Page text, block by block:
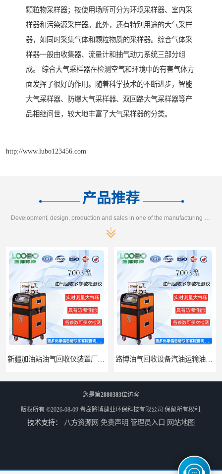
颗粒物采样器；按使用场所可分为环境采样器、室内采
样器和污染源采样器。此外，还有特别用途的大气采样
器，如同时采集气体和颗粒物质的采样器。综合气体采
样器一般由收集器、流量计和抽气动力系统三部分组
成。 综合大气采样器在检测空气和环境中的有害气体方
面发挥了很好的作用。随着科学技术的不断进步，智能
大气采样器、防爆大气采样器、双回路大气采样器等产
品相继问世，较大地丰富了大气采样器的分类。
http://www.lubo123456.com
产品推荐
新疆加油站油气回收仪装置厂家报价 路博油气回收设备汽油运输油气回收设备厂家直销
您是第2880383位访客
版权所有 ©2026-08-09 青岛路博建业环保科技有限公司 保留所有权利.
技术支持： 八方资源网 免责声明 管理员入口 网站地图